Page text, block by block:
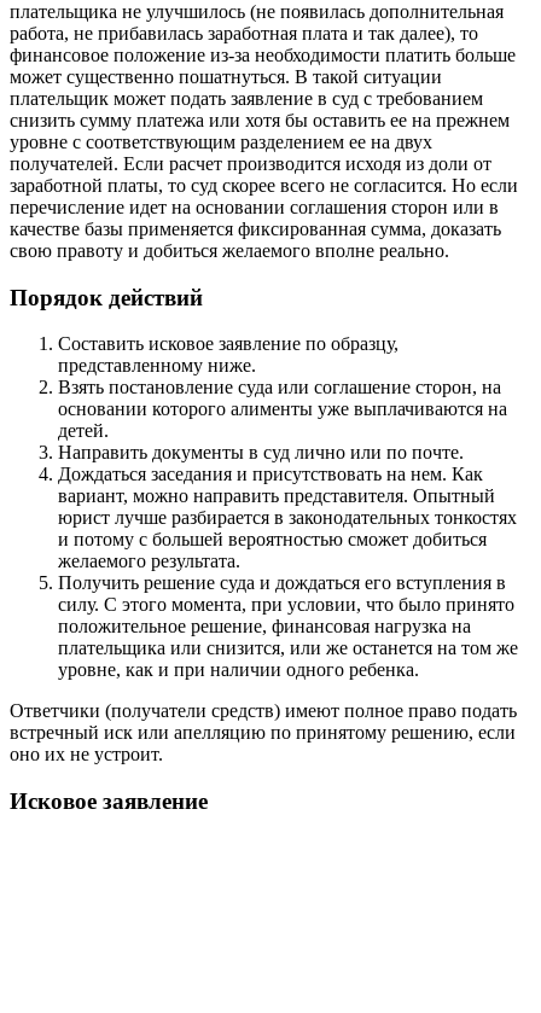
плательщика не улучшилось (не появилась дополнительная
работа, не прибавилась заработная плата и так далее), то
финансовое положение из-за необходимости платить больше
может существенно пошатнуться. В такой ситуации
плательщик может подать заявление в суд с требованием
снизить сумму платежа или хотя бы оставить ее на прежнем
уровне с соответствующим разделением ее на двух
получателей. Если расчет производится исходя из доли от
заработной платы, то суд скорее всего не согласится. Но если
перечисление идет на основании соглашения сторон или в
качестве базы применяется фиксированная сумма, доказать
свою правоту и добиться желаемого вполне реально.
Порядок действий
Составить исковое заявление по образцу,
представленному ниже.
Взять постановление суда или соглашение сторон, на
основании которого алименты уже выплачиваются на
детей.
Направить документы в суд лично или по почте.
Дождаться заседания и присутствовать на нем. Как
вариант, можно направить представителя. Опытный
юрист лучше разбирается в законодательных тонкостях
и потому с большей вероятностью сможет добиться
желаемого результата.
Получить решение суда и дождаться его вступления в
силу. С этого момента, при условии, что было принято
положительное решение, финансовая нагрузка на
плательщика или снизится, или же останется на том же
уровне, как и при наличии одного ребенка.
Ответчики (получатели средств) имеют полное право подать
встречный иск или апелляцию по принятому решению, если
оно их не устроит.
Исковое заявление